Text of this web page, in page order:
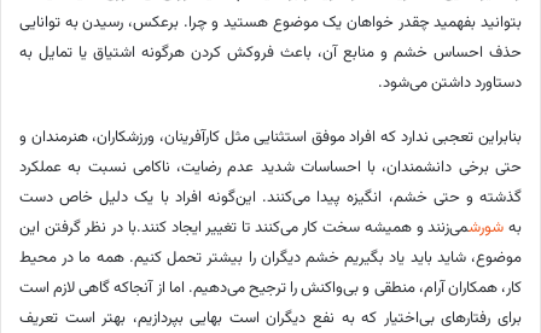
بتوانید بفهمید چقدر خواهان یک موضوع هستید و چرا. برعکس، رسیدن به توانایی
حذف احساس خشم و منابع آن، باعث فروکش کردن هرگونه اشتیاق یا تمایل به
دستاورد داشتن می‌شود.
بنابراین تعجبی ندارد که افراد موفق استثنایی مثل کارآفرینان، ورزشکاران، هنرمندان و
حتی برخی دانشمندان، با احساسات شدید عدم رضایت، ناکامی نسبت به عملکرد
گذشته و حتی خشم، انگیزه پیدا می‌کنند. این‌گونه افراد با یک دلیل خاص دست
به شورشمی‌زنند و همیشه سخت کار می‌کنند تا تغییر ایجاد کنند.با در نظر گرفتن این
موضوع، شاید باید یاد بگیریم خشم دیگران را بیشتر تحمل کنیم. همه ما در محیط
کار، همکاران آرام، منطقی و بی‌واکنش را ترجیح می‌دهیم. اما از آنجاکه گاهی لازم است
برای رفتارهای بی‌اختیار که به نفع دیگران است بهایی بپردازیم، بهتر است تعریف